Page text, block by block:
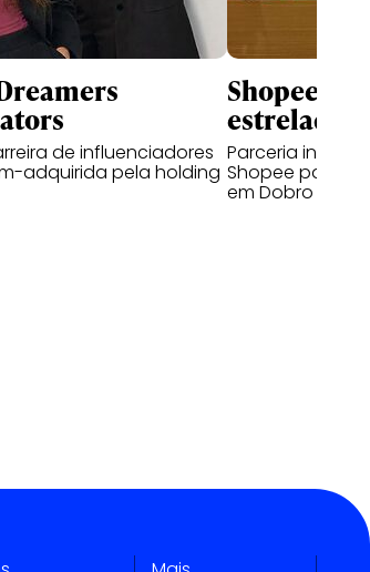
de influenciadores
adquirida pela holding
Shopee e
estrelada
Parceria inédita
Shopee para
em Dobro no BK